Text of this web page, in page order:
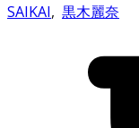
SAIKAI, 黒木麗奈